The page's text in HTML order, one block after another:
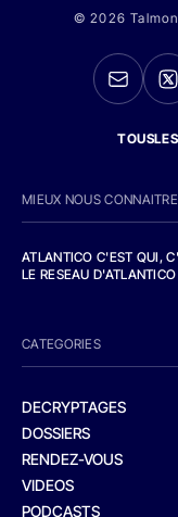
© 2026
MIEUX NOUS CONNAITRE
ATLANTICO C'EST QUI,
LE RESEAU D'ATLANTICO
CATEGORIES
DECRYPTAGES
DOSSIERS
RENDEZ-VOUS
VIDEOS
PODCASTS